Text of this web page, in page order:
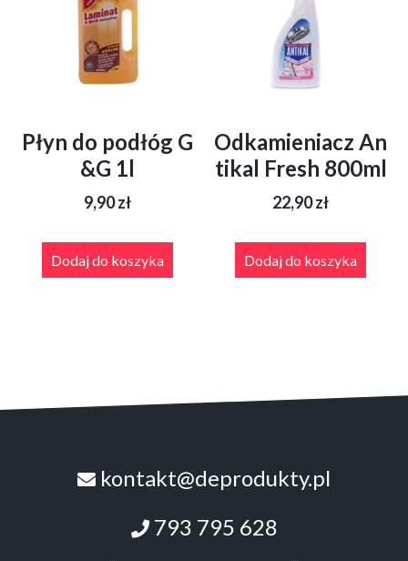
Płyn do podłóg G
&G 1l
9,90zł
Dodaj do koszyka
Odkamieniacz An
tikal Fresh 800ml
22,90zł
Dodaj do koszyka
kontakt@deprodukty.pl
793 795 628